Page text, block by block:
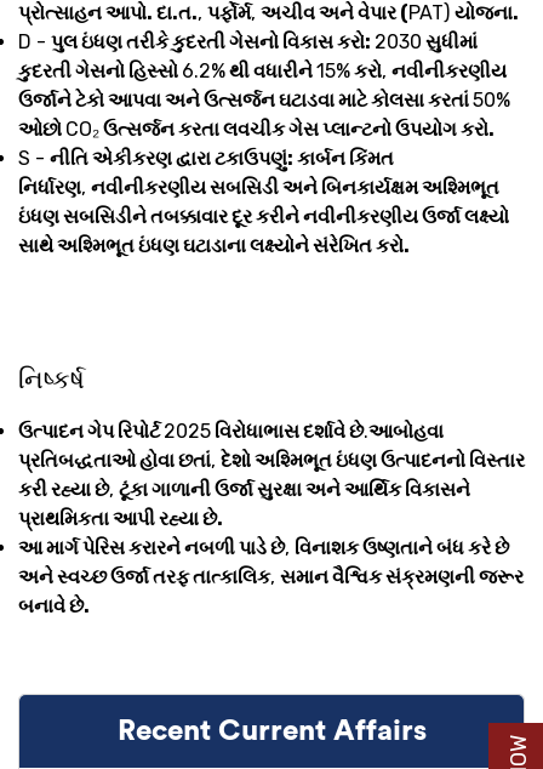
પ્રોત્સાહન આપો. દા.ત., પર્ફોર્મ, અચીવ અને વેપાર (PAT) યોજના.
D - પુલ ઇંધણ તરીકે કુદરતી ગેસનો વિકાસ કરો: 2030 સુધીમાં
કુદરતી ગેસનો હિસ્સો 6.2%થી વધારીને15%કરો, નવીનીકરણીય
ઉર્જાને ટેકો આપવા અને ઉત્સર્જન ઘટાડવા માટે કોલસા કરતાં50%
ઓછો CO₂ઉત્સર્જન કરતા લવચીક ગેસ પ્લાન્ટનો ઉપયોગ કરો.
S - નીતિ એકીકરણ દ્વારા ટકાઉપણું: કાર્બન કિંમત
નિર્ધારણ, નવીનીકરણીય સબસિડી અને બિનકાર્યક્ષમ અશ્મિભૂત
ઇંધણ સબસિડીને તબક્કાવાર દૂર કરીને નવીનીકરણીય ઉર્જા લક્ષ્યો
સાથે અશ્મિભૂત ઇંધણ ઘટાડાના લક્ષ્યોને સંરેખિત કરો.
નિષ્કર્ષ
ઉત્પાદન ગેપ રિપોર્ટ2025 વિરોધાભાસ દર્શાવે છે.આબોહવા
પ્રતિબદ્ધતાઓ હોવા છતાં, દેશો અશ્મિભૂત ઇંધણ ઉત્પાદનનો વિસ્તાર
કરી રહ્યા છે, ટૂંકા ગાળાની ઉર્જા સુરક્ષા અને આર્થિક વિકાસને
પ્રાથમિકતા આપી રહ્યા છે.
આ માર્ગ પેરિસ કરારને નબળી પાડે છે, વિનાશક ઉષ્ણતાને બંધ કરે છે
અને સ્વચ્છ ઉર્જા તરફ તાત્કાલિક, સમાન વૈશ્વિક સંક્રમણની જરૂર
બનાવે છે.
Recent Current Affairs